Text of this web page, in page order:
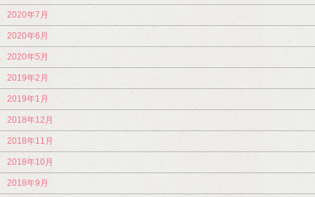
2020年7月
2020年6月
2020年5月
2019年2月
2019年1月
2018年12月
2018年11月
2018年10月
2018年9月